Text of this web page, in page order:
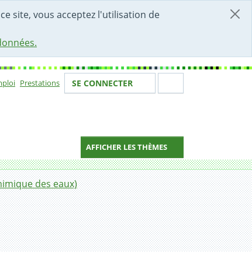
site, vous acceptez l'utilisation de
Prestations Votre identité
SE CONNECTER
AFFICHER LES THÈMES
des eaux)